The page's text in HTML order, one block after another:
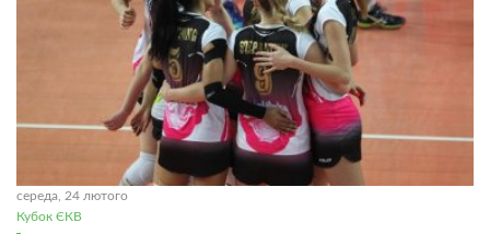
середа, 24 лютого
Кубок ЄКВ